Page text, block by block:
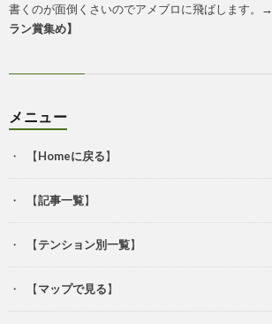
書くのが面倒くさいのでアメブロに飛ばします。→
ラン賞集め】
メニュー
【Homeに戻る】
【記事一覧】
【テンション別一覧】
【マップで見る】